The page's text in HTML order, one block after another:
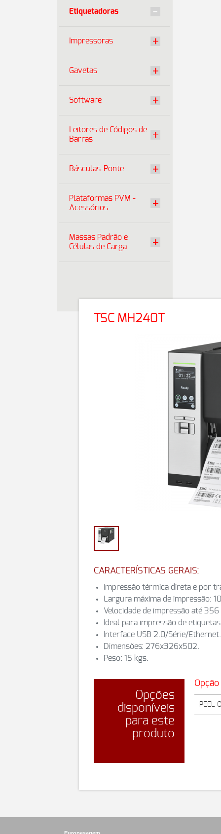
Etiquetadoras
Impressoras
Gavetas
Software
Leitores de Códigos de
Barras
Básculas-Ponte
Plataformas PVM -
Acessórios
Massas Padrão e
Células de Carga
TSC MH240T
CARACTERÍSTICAS GERAIS:
Impressão térmica direta e por
Largura máxima de impressão:
Velocidade de impressão até
Ideal para impressão de
Interface USB 2.0/Série/Ethernet.
Dimensões: 276x326x502.
Peso: 15 kgs.
Opções
disponíveis
para este
produto
PEEL